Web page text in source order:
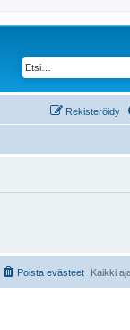
Rekisteröidy
Kaikki
Poista evästeet